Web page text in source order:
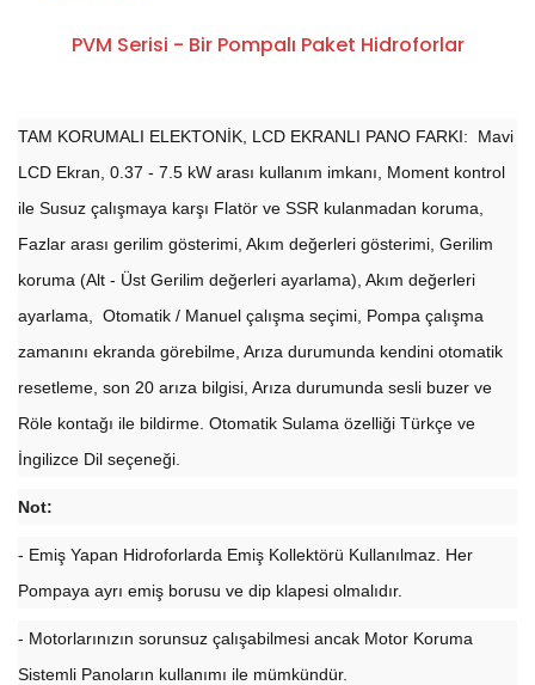
PVM Serisi - Bir Pompalı Paket Hidroforlar
TAM KORUMALI ELEKTONİK, LCD EKRANLI PANO FARKI: Mavi
LCD Ekran, 0.37 - 7.5 kW arası kullanım imkanı, Moment kontrol
ile Susuz çalışmaya karşı Flatör ve SSR kulanmadan koruma,
Fazlar arası gerilim gösterimi, Akım değerleri gösterimi, Gerilim
koruma (Alt - Üst Gerilim değerleri ayarlama), Akım değerleri
ayarlama, Otomatik / Manuel çalışma seçimi, Pompa çalışma
zamanını ekranda görebilme, Arıza durumunda kendini otomatik
resetleme, son 20 arıza bilgisi, Arıza durumunda sesli buzer ve
Röle kontağı ile bildirme. Otomatik Sulama özelliği Türkçe ve
İngilizce Dil seçeneği.
Not:
- Emiş Yapan Hidroforlarda Emiş Kollektörü Kullanılmaz. Her
Pompaya ayrı emiş borusu ve dip klapesi olmalıdır.
- Motorlarınızın sorunsuz çalışabilmesi ancak Motor Koruma
Sistemli Panoların kullanımı ile mümkündür.